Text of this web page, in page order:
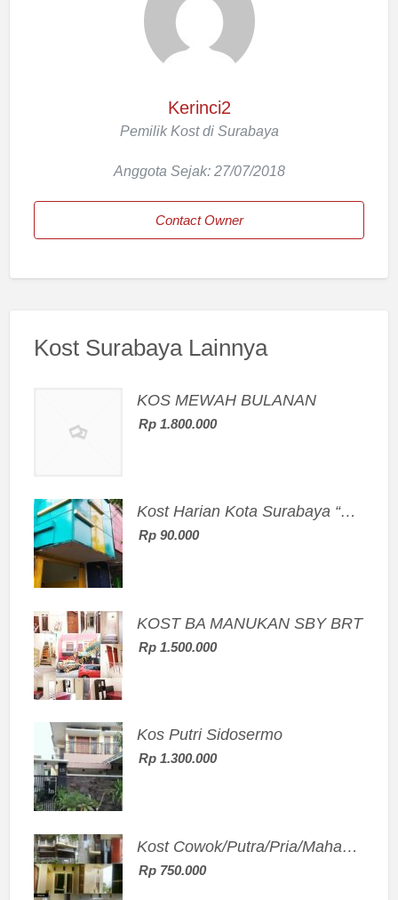
Kerinci2
Pemilik Kost di Surabaya
Anggota Sejak: 27/07/2018
Contact Owner
Kost Surabaya Lainnya
KOS MEWAH BULANAN
Rp 1.800.000
Kost Harian Kota Surabaya “Sierra Kost”
Rp 90.000
KOST BA MANUKAN SBY BRT
Rp 1.500.000
Kos Putri Sidosermo
Rp 1.300.000
Kost Cowok/Putra/Pria/Mahasiswa/Karyawan SIngle eksklusif bangunan baru
Rp 750.000